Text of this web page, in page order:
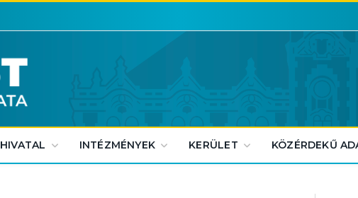
HIVATAL INTÉZMÉNYEK KERÜLET KÖZÉRDEKŰ